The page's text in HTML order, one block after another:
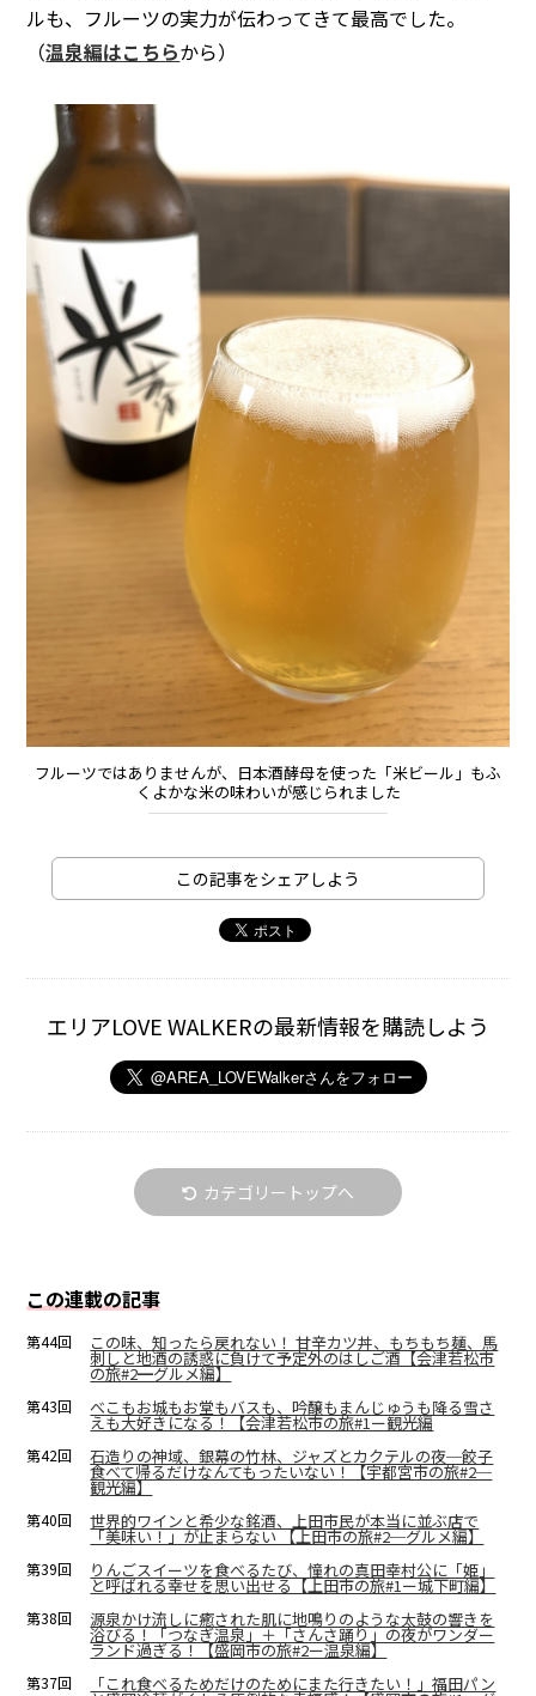
ルも、フルーツの実力が伝わってきて最高でした。
（温泉編はこちらから）
フルーツではありませんが、日本酒酵母を使った「米ビール」もふ
くよかな米の味わいが感じられました
この記事をシェアしよう
エリアLOVE WALKERの最新情報を購読しよう
カテゴリートップへ
この連載の記事
第44回 この味、知ったら戻れない！ 甘辛カツ丼、もちもち麺、馬
刺しと地酒の誘惑に負けて予定外のはしご酒【会津若松市
の旅#2━グルメ編】
第43回 べこもお城もお堂もバスも、吟醸もまんじゅうも降る雪さ
えも大好きになる！【会津若松市の旅#1ー観光編
第42回 石造りの神域、銀幕の竹林、ジャズとカクテルの夜─餃子
食べて帰るだけなんてもったいない！【宇都宮市の旅#2─
観光編】
第40回 世界的ワインと希少な銘酒、上田市民が本当に並ぶ店で
「美味い！」が止まらない 【上田市の旅#2─グルメ編】
第39回 りんごスイーツを食べるたび、憧れの真田幸村公に「姫」
と呼ばれる幸せを思い出せる【上田市の旅#1ー城下町編】
第38回 源泉かけ流しに癒された肌に地鳴りのような太鼓の響きを
浴びる！「つなぎ温泉」＋「さんさ踊り」の夜がワンダー
ランド過ぎる！【盛岡市の旅#2ー温泉編】
第37回 「これ食べるためだけのためにまた行きたい！」福田パン